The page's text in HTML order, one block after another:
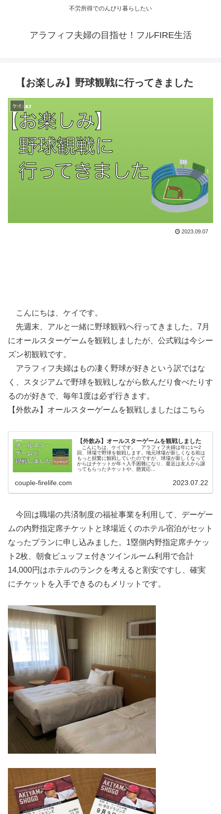
不労所得でのんびり暮らしたい
アラフィフ夫婦の目指せ！フルFIRE生活
【お楽しみ】野球観戦に行ってきました
ケイ
2023.09.07
こんにちは、ケイです。
先週末、アルと一緒に野球観戦へ行ってきました。7月
にオールスターゲームを観戦しましたが、公式戦は今シー
ズン初観戦です。
アラフィフ夫婦はもの凄く野球が好きという訳ではな
く、スタジアムで野球を観戦しながら飲んだり食べたりす
るのが好きで、毎年1度は必ず行きます。
【外飲み】オールスターゲームを観戦しましたはこちら
【外飲み】オールスターゲームを観戦しました
こんにちは、ケイです。 アラフィフ夫婦は年に1〜2
回、球場で野球を観戦します。地元球場が新しくなる前は
もっと頻繁に観戦していたのですが、球場が新しくなって
からはチケットが年々入手困難になり、最近は友人から譲
ってもらったチケットや、懸賞応...
couple-firelife.com 2023.07.22
今回は職場の共済制度の福祉事業を利用して、デーゲー
ムの内野指定席チケットと球場近くのホテル宿泊がセット
なったプランに申し込みました。1塁側内野指定席チケッ
ト2枚、朝食ビュッフェ付きツインルーム利用で合計
14,000円はホテルのランクを考えると割安ですし、確実
にチケットを入手できるのもメリットです。